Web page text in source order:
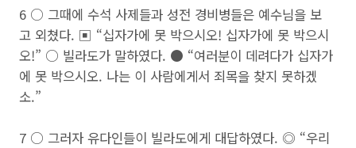
6 ○ 그때에 수석 사제들과 성전 경비병들은 예수님을 보
고 외쳤다. ▣ “십자가에 못 박으시오! 십자가에 못 박으시
오!” ○ 빌라도가 말하였다. ● “여러분이 데려다가 십자가
에 못 박으시오. 나는 이 사람에게서 죄목을 찾지 못하겠
소.”
7 ○ 그러자 유다인들이 빌라도에게 대답하였다. ◎ “우리